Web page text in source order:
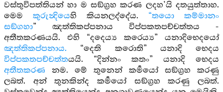
වස්තුවිපත්තියන් හා ම සඞ්ග්‍රහ කරණ ලදහ’යි දතයුත්තාහ.
මෙම කුරුන්‍දියෙහි කියනලද්දේය. “තයො කම්මානං
සඞ්ගහා” ඤත්තිකප්පනාය විප්පකතපච්චත්තය -
අතීතකරණයයි. එහි “දදෙය්‍ය කරෙය්‍ය” යනාදිභෙදයෝ
ඤත්තිකප්පනාය. “දෙති කරොති” යනාදි භෙදය
විප්පකතපච්චත්තයයි. “දින්නං කතං” යනාදි භෙදය
අතීතකරණ නම. මේ තුනෙන් කර්‍මයෝ සඞ්ග්‍රහ කරණු
ලබත්. අන් තුනකින්ද කර්‍මයෝ සඞ්ග්‍රහ කරණු ලබත්.